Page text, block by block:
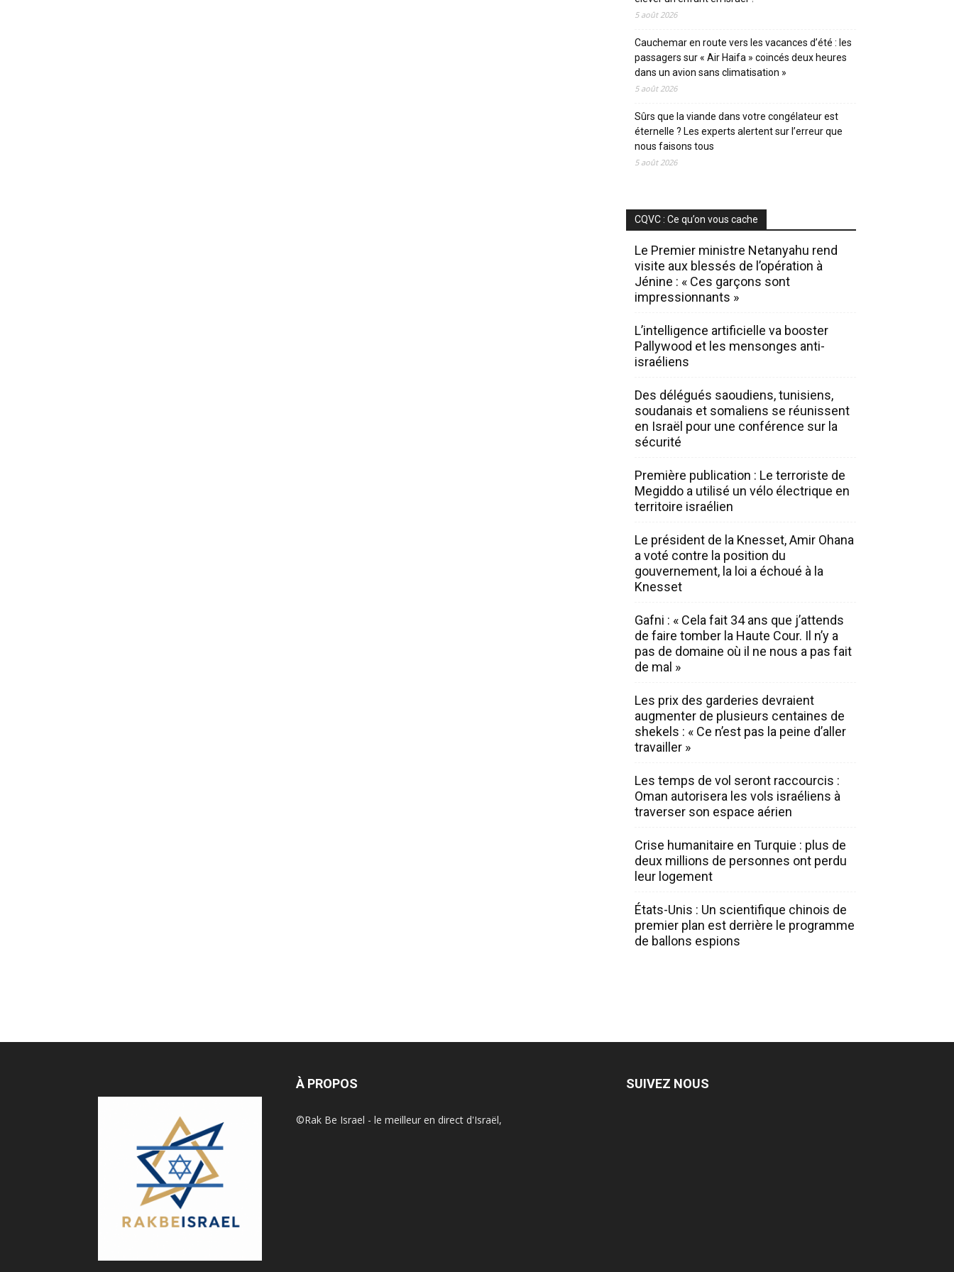
5 août 2026
Cauchemar en route vers les vacances d’été : les
passagers sur « Air Haifa » coincés deux heures
dans un avion sans climatisation »
5 août 2026
Sûrs que la viande dans votre congélateur est
éternelle ? Les experts alertent sur l’erreur que
nous faisons tous
5 août 2026
CQVC : Ce qu’on vous cache
Le Premier ministre Netanyahu rend
visite aux blessés de l’opération à
Jénine : « Ces garçons sont
impressionnants »
L’intelligence artificielle va booster
Pallywood et les mensonges anti-
israéliens
Des délégués saoudiens, tunisiens,
soudanais et somaliens se réunissent
en Israël pour une conférence sur la
sécurité
Première publication : Le terroriste de
Megiddo a utilisé un vélo électrique en
territoire israélien
Le président de la Knesset, Amir Ohana
a voté contre la position du
gouvernement, la loi a échoué à la
Knesset
Gafni : « Cela fait 34 ans que j’attends
de faire tomber la Haute Cour. Il n’y a
pas de domaine où il ne nous a pas fait
de mal »
Les prix des garderies devraient
augmenter de plusieurs centaines de
shekels : « Ce n’est pas la peine d’aller
travailler »
Les temps de vol seront raccourcis :
Oman autorisera les vols israéliens à
traverser son espace aérien
Crise humanitaire en Turquie : plus de
deux millions de personnes ont perdu
leur logement
États-Unis : Un scientifique chinois de
premier plan est derrière le programme
de ballons espions
À PROPOS
©Rak Be Israel - le meilleur en direct d'Israël,
SUIVEZ NOUS